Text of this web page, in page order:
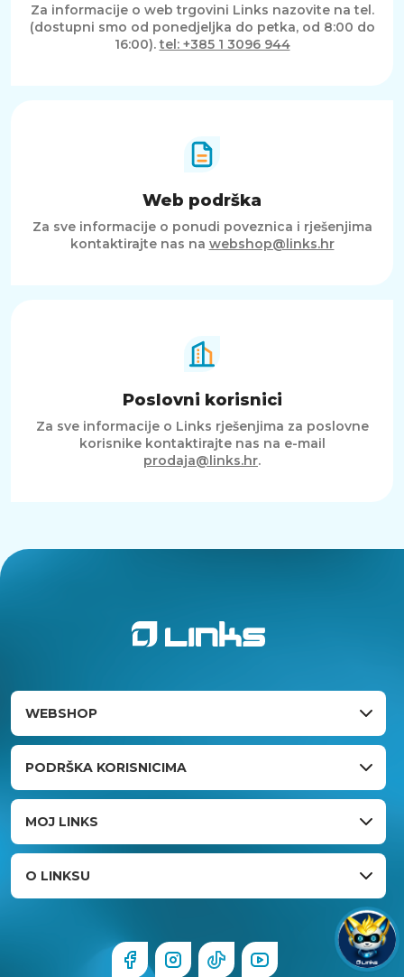
Za informacije o web trgovini Links nazovite na tel.
(dostupni smo od ponedjeljka do petka, od 8:00 do
16:00).tel: +385 1 3096 944
Web podrška
Za sve informacije o ponudi poveznica i rješenjima
kontaktirajte nas na webshop@links.hr
Poslovni korisnici
Za sve informacije o Links rješenjima za poslovne
korisnike kontaktirajte nas na e-mail
prodaja@links.hr.
WEBSHOP
PODRŠKA KORISNICIMA
MOJ LINKS
O LINKSU